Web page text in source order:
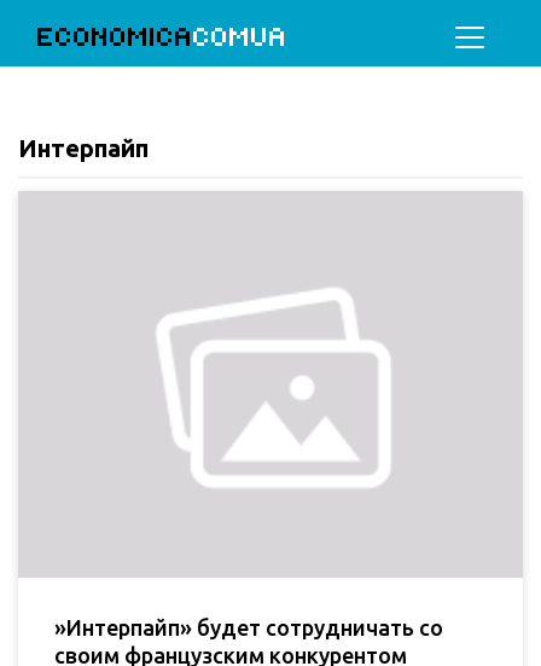
ECONOMICACOMUA
Интерпайп
»Интерпайп» будет сотрудничать со
своим французским конкурентом